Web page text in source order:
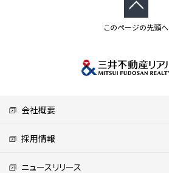
このページの先頭へ
会社概要
採用情報
ニュースリリース